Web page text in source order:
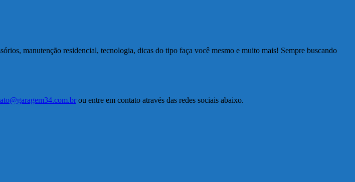
manutenção residencial, tecnologia, dicas do tipo faça você mesmo e muito mais! Sempre buscando
ou entre em contato através das redes sociais abaixo.